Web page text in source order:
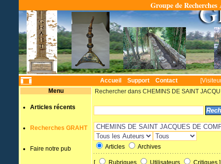
Groupe de
Accueil Support Contact
Menu
Articles récents
Recherches GRAHT
Faire notre pub
Rechercher dans CHEMINS DE SAINT
Articles Archives
[ Rubriques Utilisateurs Critiques ]